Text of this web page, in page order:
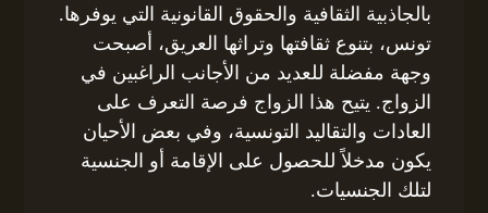
بالجاذبية الثقافية والحقوق القانونية التي يوفرها.
تونس، بتنوع ثقافتها وتراثها العريق، أصبحت
وجهة مفضلة للعديد من الأجانب الراغبين في
الزواج. يتيح هذا الزواج فرصة التعرف على
العادات والتقاليد التونسية، وفي بعض الأحيان
يكون مدخلاً للحصول على الإقامة أو الجنسية
لتلك الجنسيات.